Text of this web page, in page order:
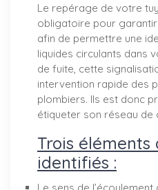
Le repérage de votre
obligatoire pour garantir
afin de permettre une
liquides circulants dans
de fuite, cette
intervention rapide des
plombiers. Ils est donc
étiqueter son réseau de
Trois
identifiés :
Le sens de